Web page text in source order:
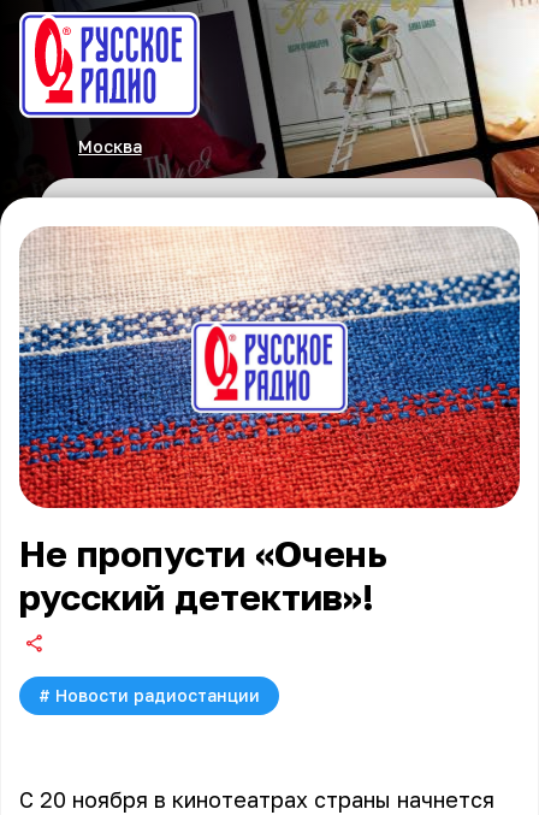
Москва
Не пропусти «Очень
русский детектив»!
# Новости радиостанции
С 20 ноября в кинотеатрах страны начнется